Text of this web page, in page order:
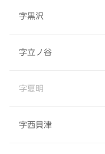
字黒沢
字立ノ谷
字夏明
字西貝津